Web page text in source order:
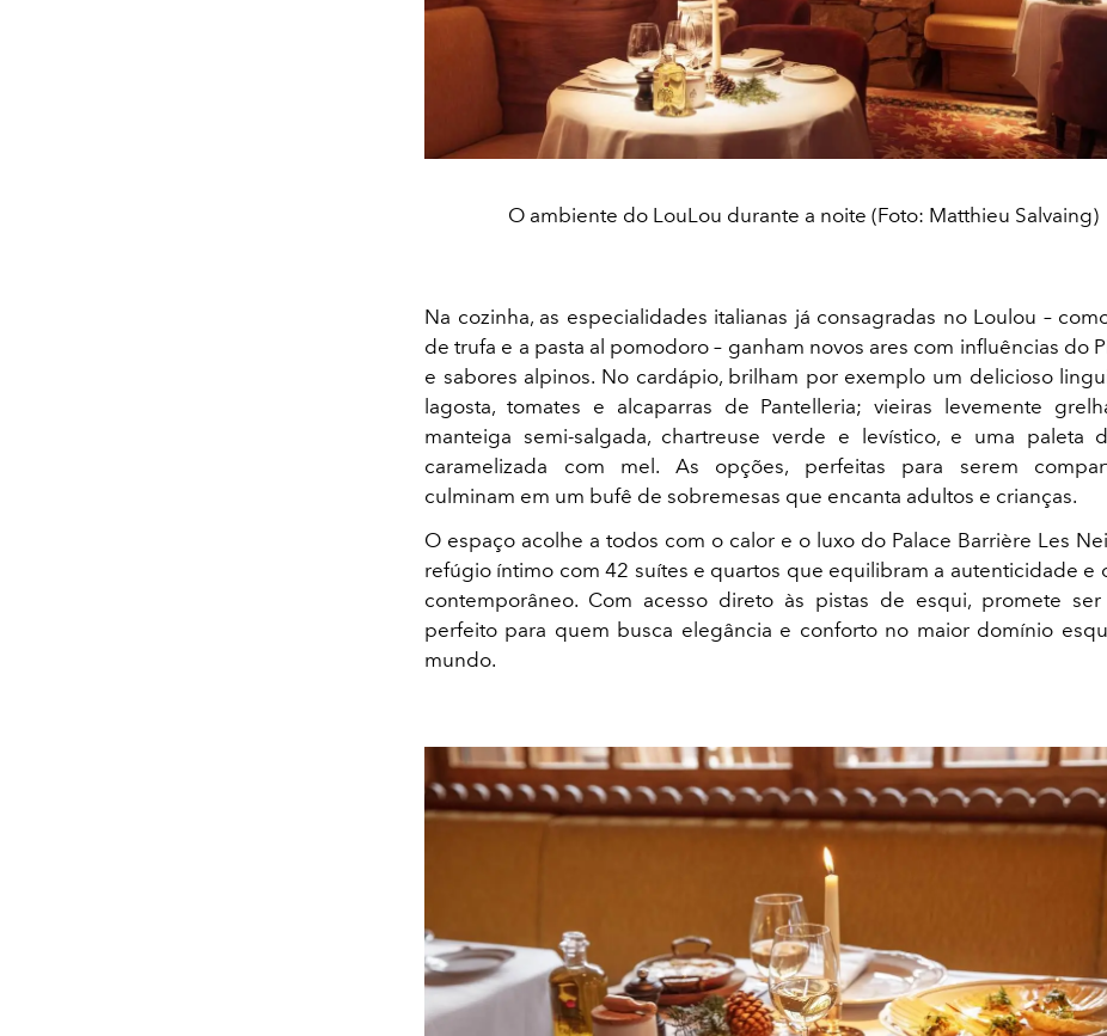
O ambiente do LouLou durante a noite (Foto: Matthieu Salvaing)
Na cozinha, as especialidades italianas já consagradas no Loulou –
de trufa e a pasta al pomodoro – ganham novos ares com influências do
e sabores alpinos. No cardápio, brilham por exemplo um delicioso
lagosta, tomates e alcaparras de Pantelleria; vieiras levemente
manteiga semi-salgada, chartreuse verde e levístico, e uma paleta
caramelizada com mel. As opções, perfeitas para serem
culminam em um bufê de sobremesas que encanta adultos e crianças.
O espaço acolhe a todos com o calor e o luxo do Palace Barrière Les
refúgio íntimo com 42 suítes e quartos que equilibram a autenticidade e
contemporâneo. Com acesso direto às pistas de esqui, promete
perfeito para quem busca elegância e conforto no maior domínio
mundo.